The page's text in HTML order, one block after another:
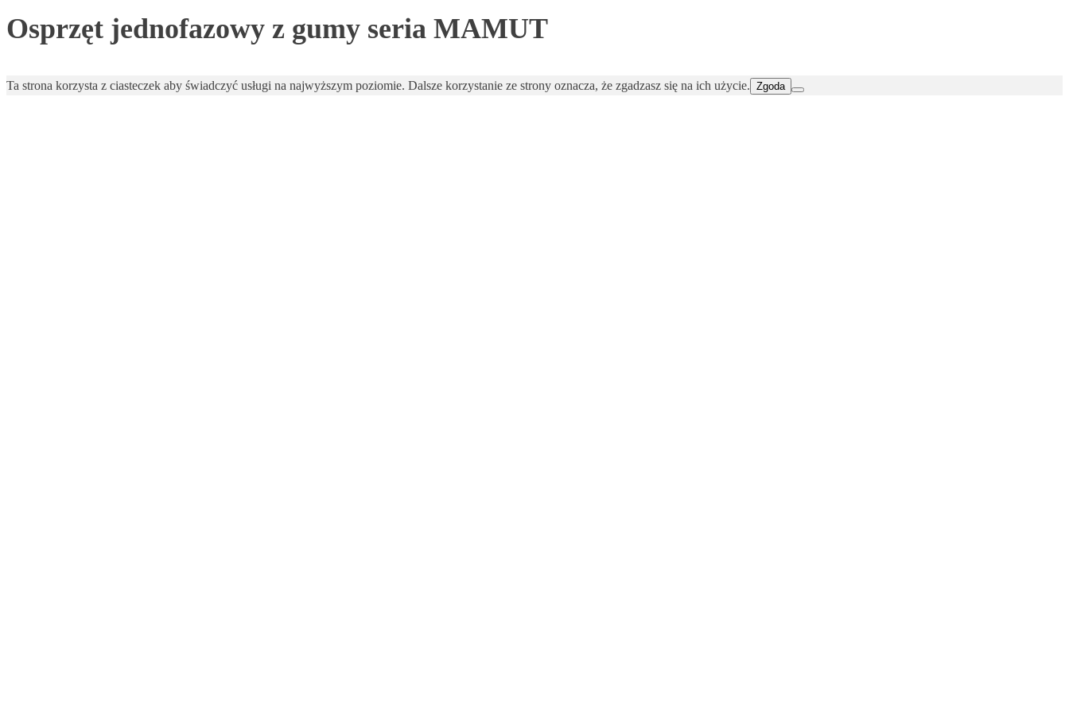
Osprzęt jednofazowy z gumy seria MAMUT
Ta strona korzysta z ciasteczek aby świadczyć usługi na najwyższym poziomie. Dalsze korzystanie ze strony oznacza, że zgadzasz się na ich użycie. Zgoda